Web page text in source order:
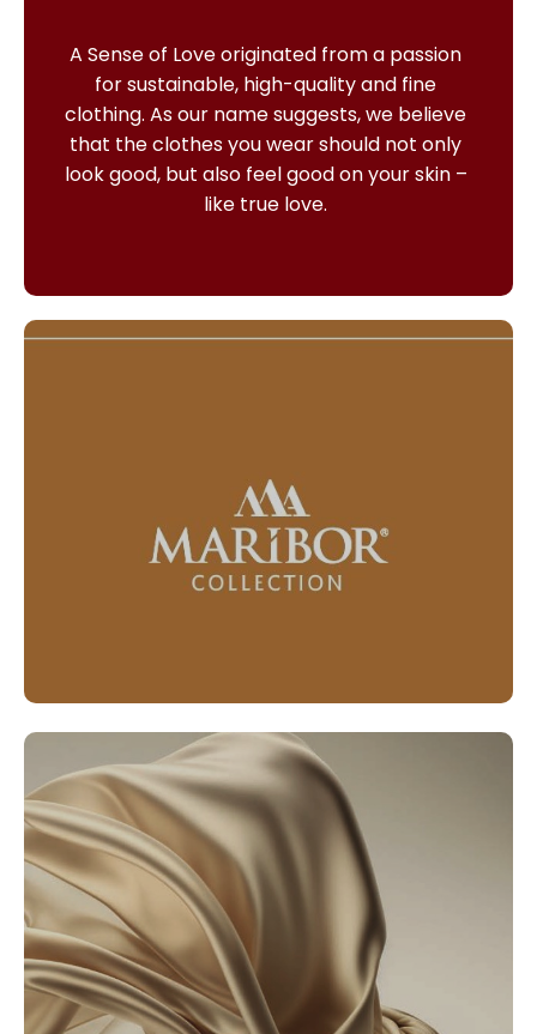
A Sense of Love originated from a passion
for sustainable, high-quality and fine
clothing. As our name suggests, we believe
that the clothes you wear should not only
look good, but also feel good on your skin –
like true love.